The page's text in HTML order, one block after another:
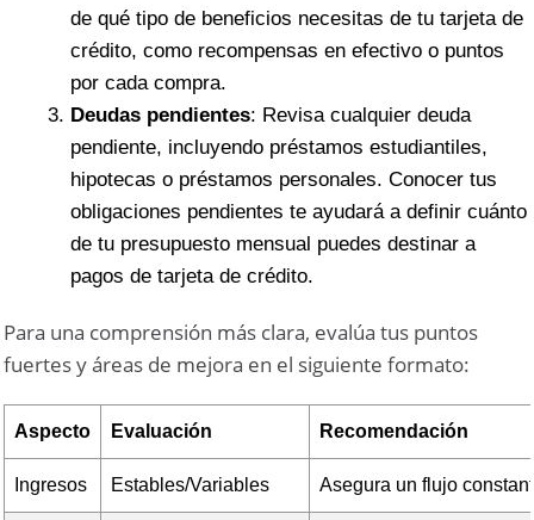
de qué tipo de beneficios necesitas de tu tarjeta de
crédito, como recompensas en efectivo o puntos
por cada compra.
Deudas pendientes: Revisa cualquier deuda
pendiente, incluyendo préstamos estudiantiles,
hipotecas o préstamos personales. Conocer tus
obligaciones pendientes te ayudará a definir cuánto
de tu presupuesto mensual puedes destinar a
pagos de tarjeta de crédito.
Para una comprensión más clara, evalúa tus puntos
fuertes y áreas de mejora en el siguiente formato:
Aspecto Evaluación Recomendación
Ingresos Estables/Variables Asegura un flujo